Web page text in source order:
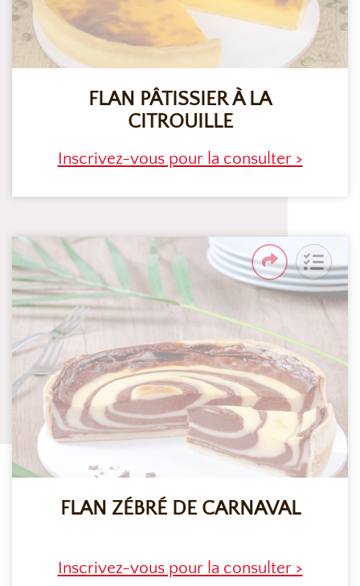
FLAN PÂTISSIER À LA
CITROUILLE
Inscrivez-vous pour la consulter >
FLAN ZÉBRÉ DE CARNAVAL
Inscrivez-vous pour la consulter >